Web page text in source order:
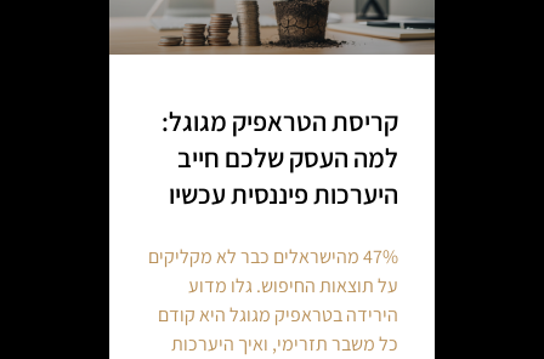
קריסת הטראפיק מגוגל:
למה העסק שלכם חייב
היערכות פיננסית עכשיו
47% מהישראלים כבר לא מקליקים
על תוצאות החיפוש. גלו מדוע
הירידה בטראפיק מגוגל היא קודם
כל משבר תזרימי, ואיך היערכות